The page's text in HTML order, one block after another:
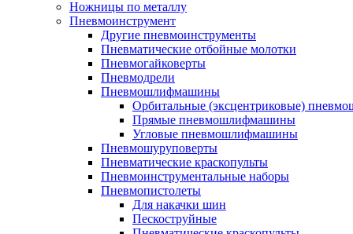
Ножницы по металлу
Пневмоинструмент
Другие пневмоинструменты
Пневматические отбойные молотки
Пневмогайковерты
Пневмодрели
Пневмошлифмашины
Орбитальные (эксцентриковые)
Прямые пневмошлифмашины
Угловые пневмошлифмашины
Пневмошуруповерты
Пневматические краскопульты
Пневмоинструментальные наборы
Пневмопистолеты
Для накачки шин
Пескоструйные